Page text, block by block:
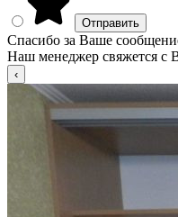
Спасибо за Ваше
Наш менеджер свяжется с